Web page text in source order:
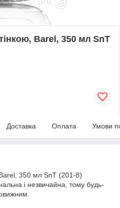
Barel, 350 мл SnT
Доставка Оплата Умови
350 мл SnT (201-8)
і незвичайна, тому будь-